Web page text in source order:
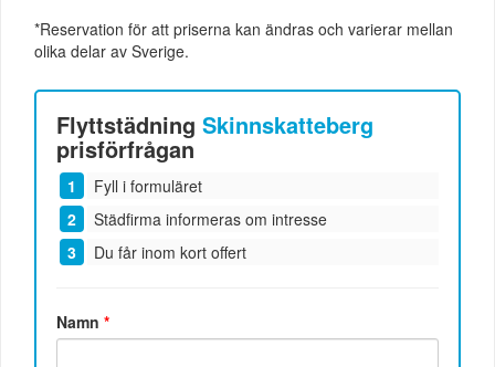
*Reservation för att priserna kan ändras och varierar mellan
olika delar av Sverige.
FlyttstädningSkinnskatteberg
prisförfrågan
Fyll i formuläret
Städfirma informeras om intresse
Du får inom kort offert
Namn*